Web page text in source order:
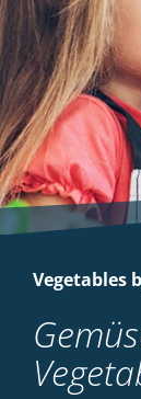
Vegetables